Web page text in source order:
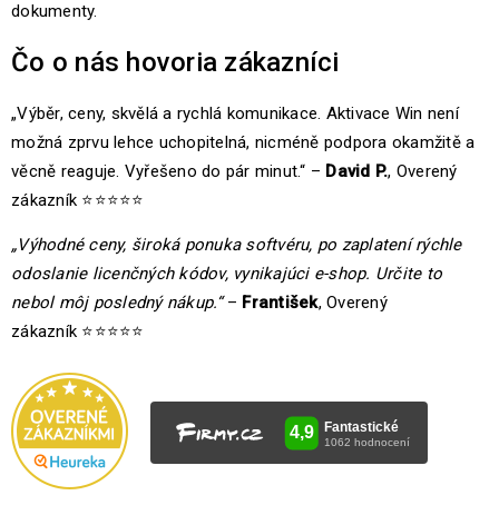
dokumenty.
Čo o nás hovoria zákazníci
„Výběr, ceny, skvělá a rychlá komunikace. Aktivace Win není
možná zprvu lehce uchopitelná, nicméně podpora okamžitě a
věcně reaguje. Vyřešeno do pár minut.“ – David P., Overený
zákazník ⭐⭐⭐⭐⭐
„Výhodné ceny, široká ponuka softvéru, po zaplatení rýchle
odoslanie licenčných kódov, vynikajúci e-shop. Určite to
nebol môj posledný nákup.“– František, Overený
zákazník ⭐⭐⭐⭐⭐